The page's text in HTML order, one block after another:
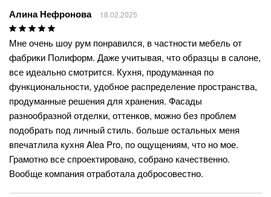
Алина Нефронова 18.02.2025
Мне очень шоу рум понравился, в частности мебель от
фабрики Полиформ. Даже учитывая, что образцы в салоне,
все идеально смотрится. Кухня, продуманная по
функциональности, удобное распределение пространства,
продуманные решения для хранения. Фасады
разнообразной отделки, оттенков, можно без проблем
подобрать под личный стиль. больше остальных меня
впечатлила кухня Alea Pro, по ощущениям, что но мое.
Грамотно все спроектировано, собрано качественно.
Вообще компания отработала добросовестно.